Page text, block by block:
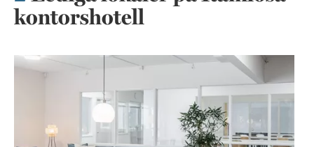
kontorshotell
Trevligt kontorshotell i södra